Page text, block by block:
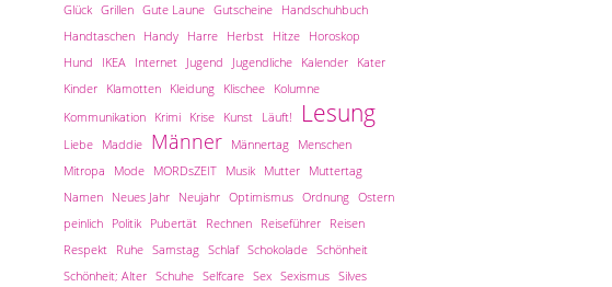
Glück Grillen Gute Laune Gutscheine
Handschuhbuch
Handtaschen
Handy Harre Herbst Hitze
Horoskop
Hund
IKEA Internet Jugend Jugendliche Kalender
Kater
Kinder
Klamotten Kleidung Klischee
Kolumne
Kommunikation
Krimi Krise Kunst Läuft! Lesung
Liebe Maddie Männer Männertag
Menschen
Mitropa
Mode MORDsZEIT Musik Mutter
Muttertag
Namen
Neues Jahr Neujahr Optimismus Ordnung Ostern
peinlich
Politik Pubertät Rechnen Reiseführer
Reisen
Respekt
Ruhe Samstag Schlaf Schokolade Schönheit
Schönheit; Alter Schuhe Selfcare Sex Sexismus Silves